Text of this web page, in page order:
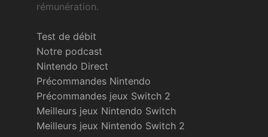
rémunération.
Test de débit
Notre podcast
Nintendo Direct
Précommandes Nintendo
Précommandes jeux Switch 2
Meilleurs jeux Nintendo Switch
Meilleurs jeux Nintendo Switch 2